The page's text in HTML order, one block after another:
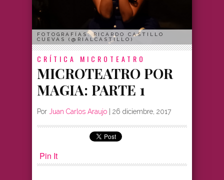
FOTOGRAFÍAS: RICARDO CASTILLO
CUEVAS (@RIALCASTILLO)
CRÍTICA MICROTEATRO
MICROTEATRO POR
MAGIA: PARTE 1
Por Juan Carlos Araujo | 26 diciembre, 2017
Pin It